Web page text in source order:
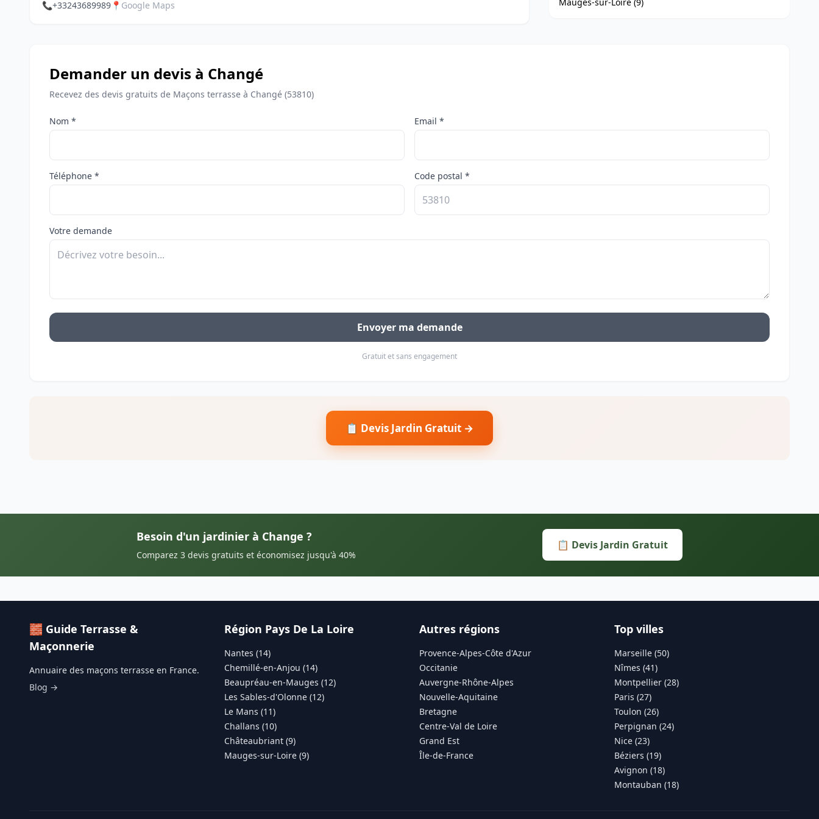
📞+33243689989 📍 Google Maps
Demander un devis à Changé
Recevez des devis gratuits de Maçons terrasse à Changé (53810)
Nom * Email *
Téléphone * Code postal *
Votre demande
Envoyer ma demande
Gratuit et sans engagement
📋 Devis Jardin Gratuit →
Besoin d'un jardinier à Change ?
Comparez 3 devis gratuits et économisez jusqu'à 40%
📋 Devis Jardin Gratuit
🧱 Guide Terrasse &
Maçonnerie
Annuaire des maçons terrasse en France.
Blog →
Région Pays De La Loire
Nantes (14)
Chemillé-en-Anjou (14)
Beaupréau-en-Mauges (12)
Les Sables-d'Olonne (12)
Le Mans (11)
Challans (10)
Châteaubriant (9)
Mauges-sur-Loire (9)
Autres régions
Provence-Alpes-Côte d'Azur
Occitanie
Auvergne-Rhône-Alpes
Nouvelle-Aquitaine
Bretagne
Centre-Val de Loire
Grand Est
Île-de-France
Top villes
Marseille (50)
Nîmes (41)
Montpellier (28)
Paris (27)
Toulon (26)
Perpignan (24)
Nice (23)
Béziers (19)
Avignon (18)
Montauban (18)